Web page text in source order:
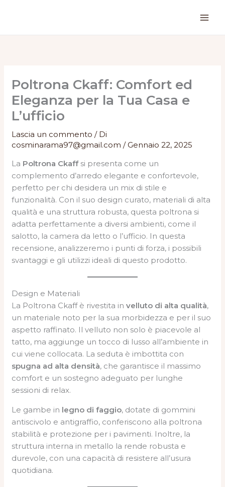
Poltrona Ckaff: Comfort ed
Eleganza per la Tua Casa e
L’ufficio
Lascia un commento / Di
cosminarama97@gmail.com/Gennaio 22, 2025
La Poltrona Ckaffsi presenta come un
complemento d’arredo elegante e confortevole,
perfetto per chi desidera un mix di stile e
funzionalità. Con il suo design curato, materiali di alta
qualità e una struttura robusta, questa poltrona si
adatta perfettamente a diversi ambienti, come il
salotto, la camera da letto o l’ufficio. In questa
recensione, analizzeremo i punti di forza, i possibili
svantaggi e gli utilizzi ideali di questo prodotto.
Design e Materiali
La Poltrona Ckaff è rivestita invelluto di alta qualità,
un materiale noto per la sua morbidezza e per il suo
aspetto raffinato. Il velluto non solo è piacevole al
tatto, ma aggiunge un tocco di lusso all’ambiente in
cui viene collocata. La seduta è imbottita con
spugna ad alta densità, che garantisce il massimo
comfort e un sostegno adeguato per lunghe
sessioni di relax.
Le gambe in legno di faggio, dotate di gommini
antiscivolo e antigraffio, conferiscono alla poltrona
stabilità e protezione per i pavimenti. Inoltre, la
struttura interna in metallo la rende robusta e
durevole, con una capacità di resistere all’usura
quotidiana.